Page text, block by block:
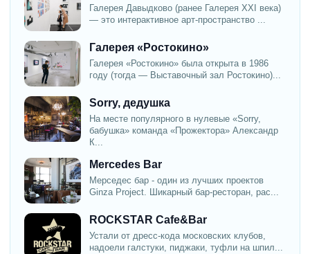
Галерея Давыдково (ранее Галерея XXI века)
— это интерактивное арт-пространство ...
Галерея «Ростокино»
Галерея «Ростокино» была открыта в 1986
году (тогда — Выставочный зал Ростокино)...
Sorry, дедушка
На месте популярного в нулевые «Sorry,
бабушка» команда «Прожектора» Александр
К...
Mercedes Bar
Мерседес бар - один из лучших проектов
Ginza Project. Шикарный бар-ресторан, рас...
ROCKSTAR Cafe&Bar
Устали от дресс-кода московских клубов,
надоели галстуки, пиджаки, туфли на шпил...